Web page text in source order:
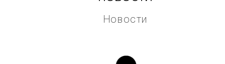
Новости